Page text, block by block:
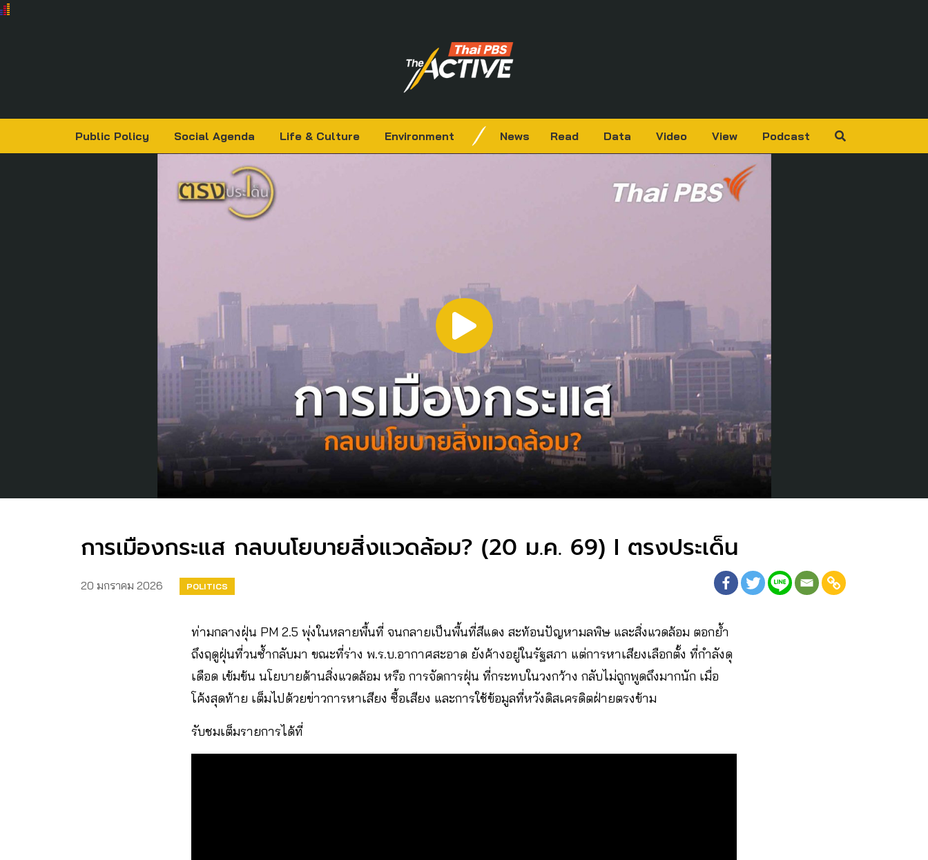
Public Policy Social Agenda Life & Culture Environment News Read Data Video View Podcast
การเมืองกระแส กลบนโยบายสิ่งแวดล้อม? (20 ม.ค. 69) I ตรงประเด็น
20 มกราคม 2026 POLITICS
ท่ามกลางฝุ่น PM 2.5 พุ่งในหลายพื้นที่ จนกลายเป็นพื้นที่สีแดง สะท้อนปัญหามลพิษ และสิ่งแวดล้อม ตอกย้ำ
ถึงฤดูฝุ่นที่วนซ้ำกลับมา ขณะที่ร่าง พ.ร.บ.อากาศสะอาด ยังค้างอยู่ในรัฐสภา แต่การหาเสียงเลือกตั้ง ที่กำลังดุ
เดือด เข้มข้น นโยบายด้านสิ่งแวดล้อม หรือ การจัดการฝุ่น ที่กระทบในวงกว้าง กลับไม่ถูกพูดถึงมากนัก เมื่อ
โค้งสุดท้าย เต็มไปด้วยข่าวการหาเสียง ซื้อเสียง และการใช้ข้อมูลที่หวังดิสเครดิตฝ่ายตรงข้าม
รับชมเต็มรายการได้ที่